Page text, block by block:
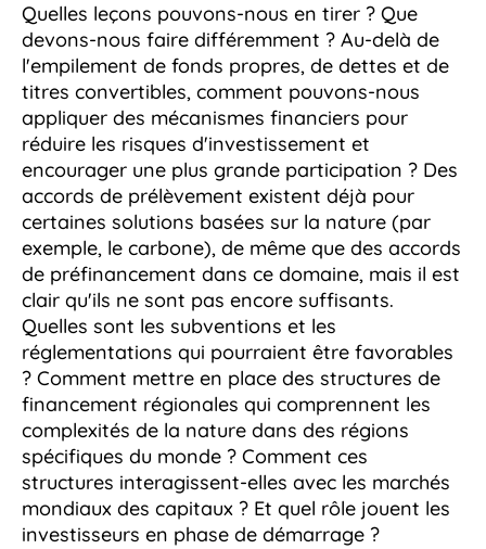
Quelles leçons pouvons-nous en tirer ? Que
devons-nous faire différemment ? Au-delà de
l'empilement de fonds propres, de dettes et de
titres convertibles, comment pouvons-nous
appliquer des mécanismes financiers pour
réduire les risques d'investissement et
encourager une plus grande participation ? Des
accords de prélèvement existent déjà pour
certaines solutions basées sur la nature (par
exemple, le carbone), de même que des accords
de préfinancement dans ce domaine, mais il est
clair qu'ils ne sont pas encore suffisants.
Quelles sont les subventions et les
réglementations qui pourraient être favorables
? Comment mettre en place des structures de
financement régionales qui comprennent les
complexités de la nature dans des régions
spécifiques du monde ? Comment ces
structures interagissent-elles avec les marchés
mondiaux des capitaux ? Et quel rôle jouent les
investisseurs en phase de démarrage ?